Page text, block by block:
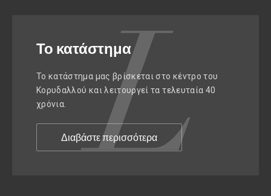
Το κατάστημα
Το κατάστημα μας βρίσκεται στο κέντρο του
Κορυδαλλού και λειτουργεί τα τελευταία 40
χρόνια.
Διαβάστε περισσότερα